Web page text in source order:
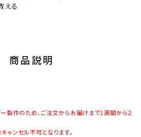
える
商品説明
製作のため、ご注文からお届けまで1週間から2
ャンセル不可となります。